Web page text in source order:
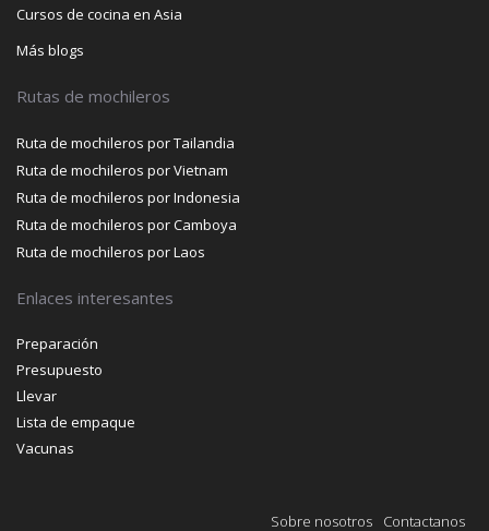
Cursos de cocina en Asia
Más blogs
Rutas de mochileros
Ruta de mochileros por Tailandia
Ruta de mochileros por Vietnam
Ruta de mochileros por Indonesia
Ruta de mochileros por Camboya
Ruta de mochileros por Laos
Enlaces interesantes
Preparación
Presupuesto
Llevar
Lista de empaque
Vacunas
Sobre nosotros Contactanos